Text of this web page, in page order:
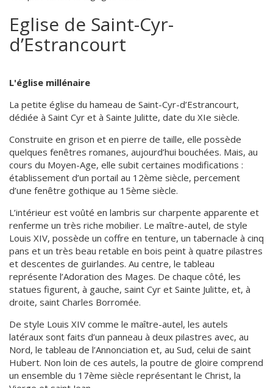
Eglise de Saint-Cyr-
d’Estrancourt
L'église millénaire
La petite église du hameau de Saint-Cyr-d’Estrancourt,
dédiée à Saint Cyr et à Sainte Julitte, date du XIe siècle.
Construite en grison et en pierre de taille, elle possède
quelques fenêtres romanes, aujourd’hui bouchées. Mais, au
cours du Moyen-Age, elle subit certaines modifications :
établissement d’un portail au 12ème siècle, percement
d’une fenêtre gothique au 15ème siècle.
L’intérieur est voûté en lambris sur charpente apparente et
renferme un très riche mobilier. Le maître-autel, de style
Louis XIV, possède un coffre en tenture, un tabernacle à cinq
pans et un très beau retable en bois peint à quatre pilastres
et descentes de guirlandes. Au centre, le tableau
représente l’Adoration des Mages. De chaque côté, les
statues figurent, à gauche, saint Cyr et Sainte Julitte, et, à
droite, saint Charles Borromée.
De style Louis XIV comme le maître-autel, les autels
latéraux sont faits d’un panneau à deux pilastres avec, au
Nord, le tableau de l’Annonciation et, au Sud, celui de saint
Hubert. Non loin de ces autels, la poutre de gloire comprend
un ensemble du 17ème siècle représentant le Christ, la